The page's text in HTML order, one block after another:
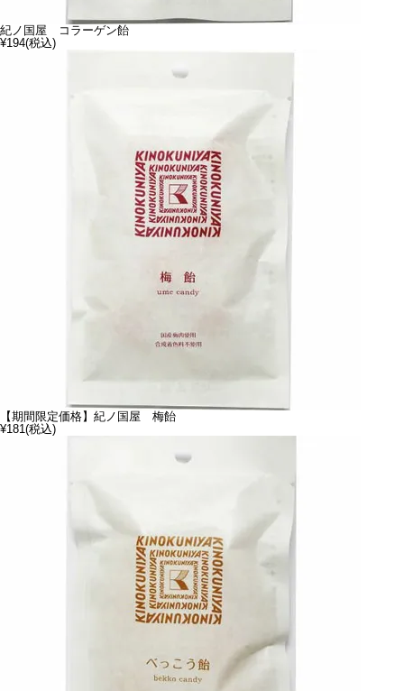
紀ノ国屋 コラーゲン飴
¥194(税込)
【期間限定価格】紀ノ国屋 梅飴
¥181(税込)